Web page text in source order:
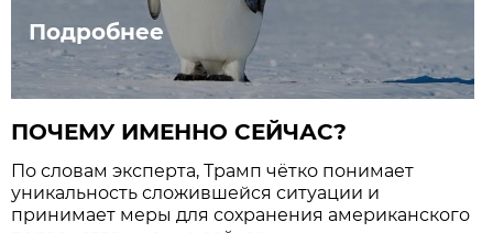
Подробнее
ПОЧЕМУ ИМЕННО СЕЙЧАС?
По словам эксперта, Трамп чётко понимает
уникальность сложившейся ситуации и
принимает меры для сохранения американского